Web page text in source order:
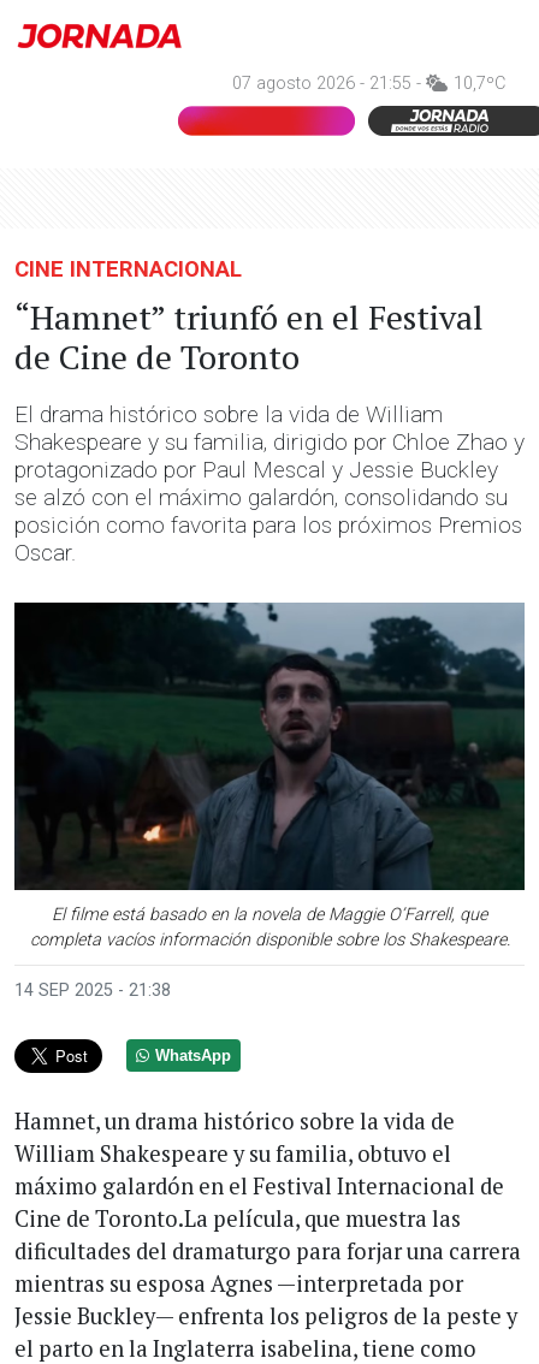
07 agosto 2026 - 21:55 - 10,7ºC
CINE INTERNACIONAL
“Hamnet” triunfó en el Festival
de Cine de Toronto
El drama histórico sobre la vida de William
Shakespeare y su familia, dirigido por Chloe Zhao y
protagonizado por Paul Mescal y Jessie Buckley
se alzó con el máximo galardón, consolidando su
posición como favorita para los próximos Premios
Oscar.
El filme está basado en la novela de Maggie O’Farrell, que
completa vacíos información disponible sobre los Shakespeare.
14 SEP 2025 - 21:38
WhatsApp
Hamnet, un drama histórico sobre la vida de
William Shakespeare y su familia, obtuvo el
máximo galardón en el Festival Internacional de
Cine de Toronto.La película, que muestra las
dificultades del dramaturgo para forjar una carrera
mientras su esposa Agnes —interpretada por
Jessie Buckley— enfrenta los peligros de la peste y
el parto en la Inglaterra isabelina, tiene como